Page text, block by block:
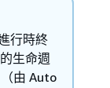
行時終
生命週
由 Auto